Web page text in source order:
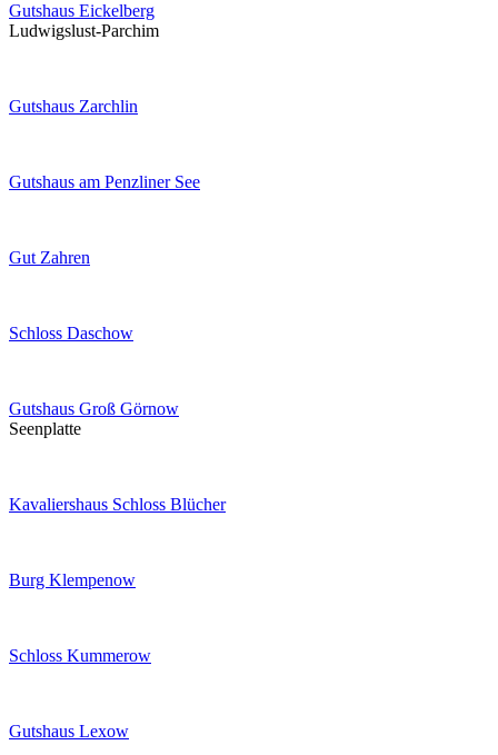
Gutshaus Eickelberg
Ludwigslust-Parchim
Gutshaus Zarchlin
Gutshaus am Penzliner See
Gut Zahren
Schloss Daschow
Gutshaus Groß Görnow
Seenplatte
Kavaliershaus Schloss Blücher
Burg Klempenow
Schloss Kummerow
Gutshaus Lexow